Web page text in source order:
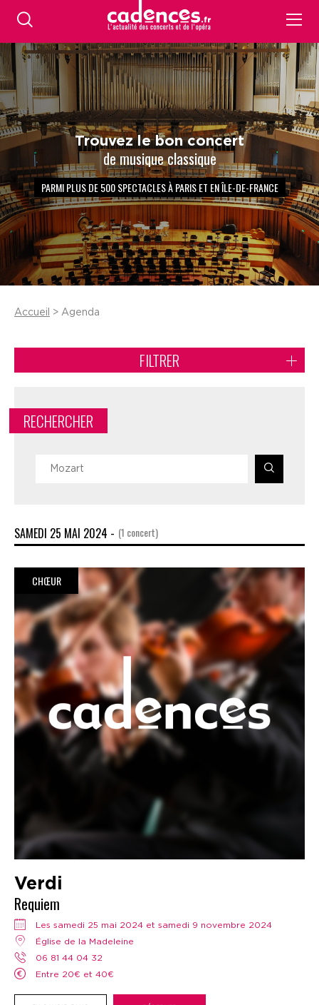
Trouvez le bon concert
de musique classique
PARMI PLUS DE 500 SPECTACLES À PARIS ET EN ÎLE-DE-FRANCE
Accueil > Agenda
SAMEDI 25 MAI 2024 - (1 concert)
CHŒUR
Verdi
Requiem
Les samedi 25 mai 2024 et samedi 9 novembre 2024
Église de la Madeleine
06 81 44 04 32
Entre 20€ et 40€
FILTRER
RECHERCHER